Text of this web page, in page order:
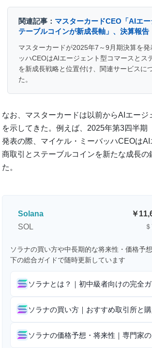
関連記事： マスターカードCEO「AIエ
テーブルコインが新成長軸」、決算報告
マスターカードが2025年7～9月期決算を
ッハCEOはAIエージェント型コマースとス
を新成長戦略と位置付け、関連サービスに
た。
なお、マスターカードは以前からAIエージ
を示してきた。例えば、2025年第3四半期
発表の際、マイケル・ミーバッハCEOは
商取引とステーブルコインを新たな成長の
た。
Solana
SOL
ソラナの買い方や中長期的な将来性・価格予
下の総合ガイドで随時更新しています
ソラナとは？｜初中級者向けの完全
ソラナの買い方｜おすすめ取引所と
ソラナの価格予想・将来性｜専門家